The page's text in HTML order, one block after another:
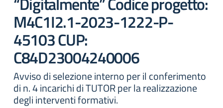
M4C1I2.1-2023-1222-P-
45103 CUP:
C84D23004240006
Avviso di selezione interno per il conferimento
di n. 4 incarichi di TUTOR per la realizzazione
degli interventi formativi.